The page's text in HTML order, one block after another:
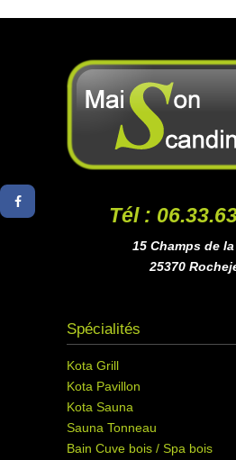
Tél :
15 Champs de la
25370
Spécialités
Kota Grill
Kota Pavillon
Kota Sauna
Sauna Tonneau
Bain Cuve bois / Spa bois